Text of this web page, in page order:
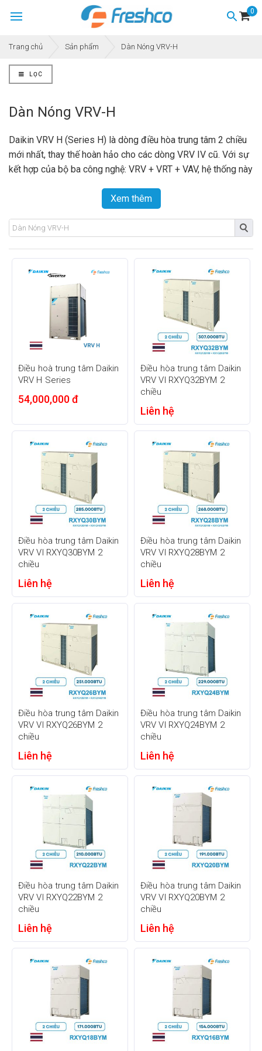
Trang chủ Sản phẩm Dàn Nóng VRV-H
LỌC
Dàn Nóng VRV-H
Daikin VRV H (Series H) là dòng điều hòa trung tâm 2 chiều
mới nhất, thay thế hoàn hảo cho các dòng VRV IV cũ. Với sự
kết hợp của bộ ba công nghệ: VRV + VRT + VAV, hệ thống này
ưu hóa hóa đơn tiền điện cho chủ đầu tư.
>>> Xem thêm:Điều hòa trung tâm Daikin VRVchính hãng
tại Freshco.
Xem thêm
Điều hoà trung tâm Daikin
VRV H Series
54,000,000 đ
Điều hòa trung tâm Daikin
VRV VI RXYQ32BYM 2
chiều
Liên hệ
Điều hòa trung tâm Daikin
VRV VI RXYQ30BYM 2
chiều
Liên hệ
Điều hòa trung tâm Daikin
VRV VI RXYQ28BYM 2
chiều
Liên hệ
Điều hòa trung tâm Daikin
VRV VI RXYQ26BYM 2
chiều
Liên hệ
Điều hòa trung tâm Daikin
VRV VI RXYQ24BYM 2
chiều
Liên hệ
Điều hòa trung tâm Daikin
VRV VI RXYQ22BYM 2
chiều
Liên hệ
Điều hòa trung tâm Daikin
VRV VI RXYQ20BYM 2
chiều
Liên hệ
0